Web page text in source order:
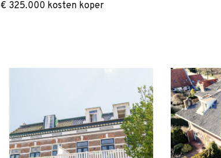
€ 325.000 kosten koper